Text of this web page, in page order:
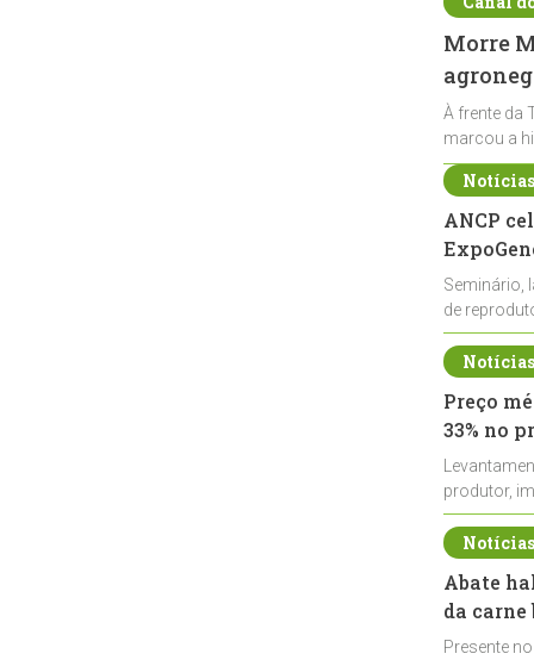
Morre
À frente da
marcou a
ANCP
Seminário,
de
durante a
Preço
33% no
produtor,
de leite cru
Abate
da
Presente